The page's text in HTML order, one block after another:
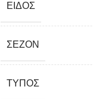
ΕΊΔΟΣ
ΣΕΖΌΝ
TΎΠΟΣ